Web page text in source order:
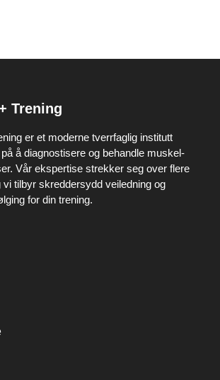
Trening
er et moderne tverrfaglig institutt
å diagnostisere og behandle muskel-
Vår ekspertise strekker seg over flere
vi tilbyr skreddersydd veiledning og
for din trening.